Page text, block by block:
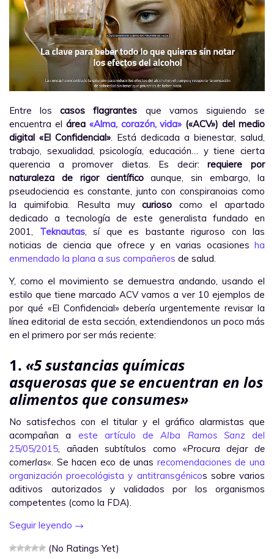
Entre loscasos flagrantes que vamos siguiendo se
encuentra el área «Alma, corazón, vida» («ACV») del medio
digital «El Confidencial» . Está dedicada a bienestar, salud,
trabajo, sexualidad, psicología, educación… y tiene cierta
querencia a promover dietas. Es decir:requiere por
naturaleza de rigor científicoaunque, sin embargo, la
pseudociencia es constante, junto con conspiranoias como
la quimifobia. Resulta muycurioso como el apartado
dedicado a tecnología de este generalista fundado en
2001, Teknautas, sí que es bastante riguroso con las
noticias de ciencia que ofrece y en varias ocasiones ha
enmendado la plana a sus compañeros de salud.
Y, como el movimiento se demuestra andando, usando el
estilo que tiene marcado ACV vamos a ver 10 ejemplos de
por qué «El Confidencial» debería urgentemente revisar la
línea editorial de esta sección, extendiendonos un poco más
en el primero por ser más reciente:
1. «5 sustancias químicas
asquerosas que se encuentran en los
alimentos que consumes»
No satisfechos con el titular y el gráfico alarmistas que
acompañan a este artículo deAlba Ramos Sanzdel
25/05/2015 , añaden subtítulos como «Procura dejar de
comerlas«. Se hacen eco de unas recomendaciones de una
organización proecológista y antitransgénicos sobre varios
aditivos autorizados y validados por los organismos
competentes (como la FDA).
Seguir leyendo →
(No Ratings Yet)